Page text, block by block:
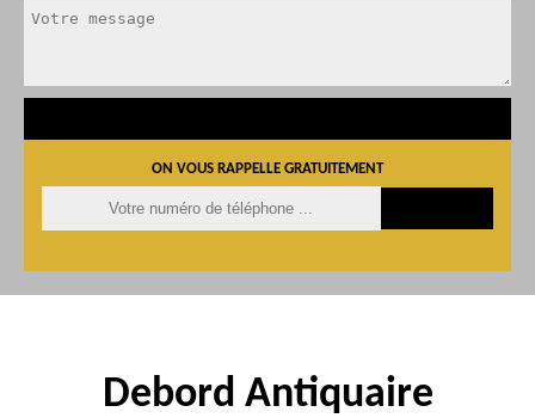
ON VOUS RAPPELLE GRATUITEMENT
Debord Antiquaire